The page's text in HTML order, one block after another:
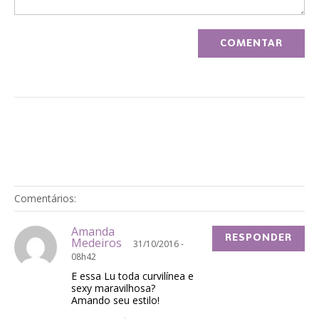
Comentários:
Amanda
Medeiros
31/10/2016 -
08h42
E essa Lu toda curvilínea e
sexy maravilhosa?
Amando seu estilo!
RESPONDER